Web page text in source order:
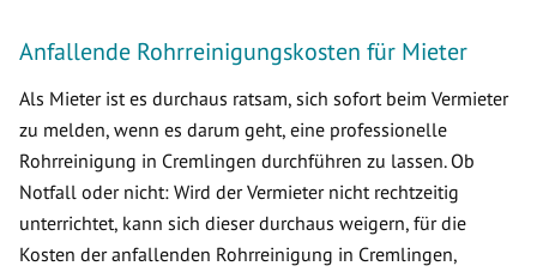
Anfallende Rohrreinigungskosten für Mieter
Als Mieter ist es durchaus ratsam, sich sofort beim Vermieter
zu melden, wenn es darum geht, eine professionelle
Rohrreinigung in Cremlingen durchführen zu lassen. Ob
Notfall oder nicht: Wird der Vermieter nicht rechtzeitig
unterrichtet, kann sich dieser durchaus weigern, für die
Kosten der anfallenden Rohrreinigung in Cremlingen,